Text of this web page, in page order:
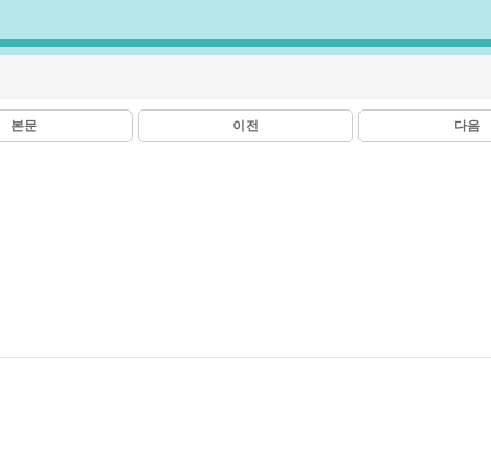
본문 이전 다음